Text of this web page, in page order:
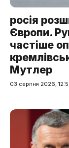
росія
Європи.
частіше
Мутлер
03 серпня 2026,